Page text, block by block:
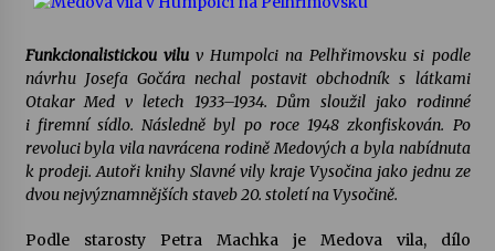
Petr Adamec – Malovaný svět
Funkcionalistickou viluv Humpolci na Pelhřimovsku si podle
návrhu Josefa Gočára nechal postavit obchodník s látkami
Otakar Med v letech 1933–1934. Dům sloužil jako rodinné
i firemní sídlo. Následně byl po roce 1948 zkonfiskován. Po
revoluci byla vila navrácena rodině Medových a byla nabídnuta
k prodeji. Autoři knihy Slavné vily kraje Vysočina jako jednu ze
dvou nejvýznamnějších staveb 20. století na Vysočině.
Podle starosty Petra Machka je Medova vila, dílo